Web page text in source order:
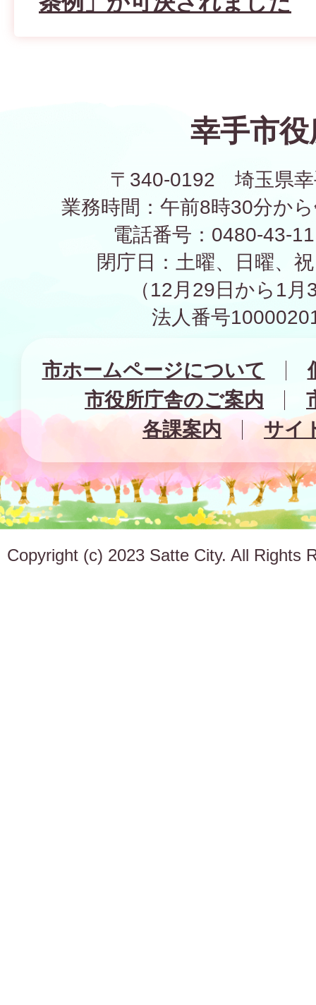
幸手市役
〒340-0192 埼玉県幸
業務時間：午前8時30分か
電話番号：0480-43-
閉庁日：土曜、日曜、
（12月29日から1
法人番号
市ホームページについて
市役所庁舎のご案内
各課案内
サイ
Copyright (c) 2023 Satte City. All Rights